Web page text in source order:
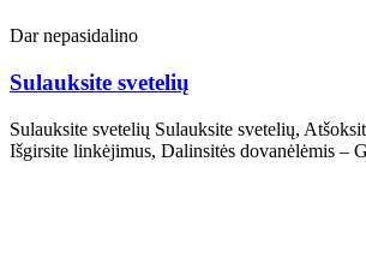
Dar nepasidalino
Sulauksite svetelių
Sulauksite svetelių Sulauksite svetelių,
Išgirsite linkėjimus, Dalinsitės dovanėlėmis –